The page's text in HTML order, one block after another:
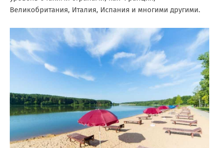
Великобритания, Италия, Испания и многими другими.